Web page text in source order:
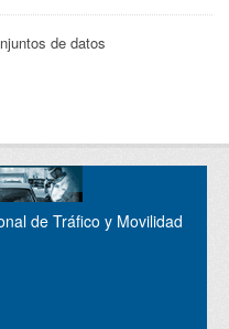
de datos
de Tráfico y Movilidad